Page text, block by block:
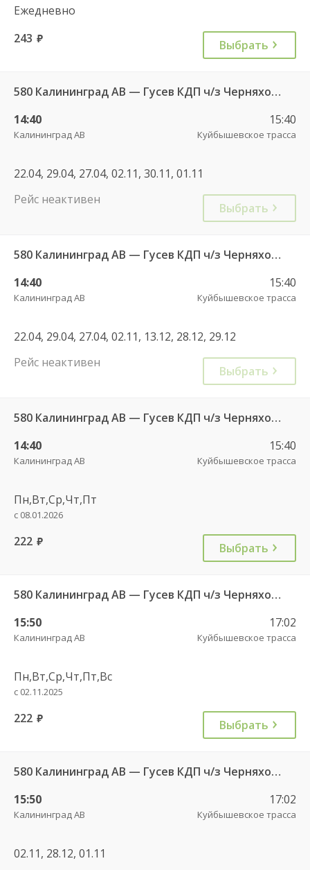
Ежедневно
243 руб. Выбрать
580 Калининград АВ — Гусев КДП ч/з Черняховск АС
14:40
Калининград АВ
15:40
Куйбышевское трасса
22.04, 29.04, 27.04, 02.11, 30.11, 01.11
Рейс неактивен
Выбрать
580 Калининград АВ — Гусев КДП ч/з Черняховск АС
14:40
Калининград АВ
15:40
Куйбышевское трасса
22.04, 29.04, 27.04, 02.11, 13.12, 28.12, 29.12
Рейс неактивен
Выбрать
580 Калининград АВ — Гусев КДП ч/з Черняховск АС
14:40
Калининград АВ
15:40
Куйбышевское трасса
Пн,Вт,Ср,Чт,Пт
с 08.01.2026
222 руб. Выбрать
580 Калининград АВ — Гусев КДП ч/з Черняховск АС
15:50
Калининград АВ
17:02
Куйбышевское трасса
Пн,Вт,Ср,Чт,Пт,Вс
с 02.11.2025
222 руб. Выбрать
580 Калининград АВ — Гусев КДП ч/з Черняховск АС
15:50
Калининград АВ
17:02
Куйбышевское трасса
02.11, 28.12, 01.11